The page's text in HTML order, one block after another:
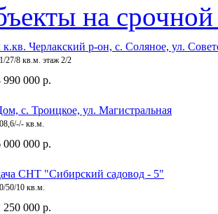
на
к.кв. Черлакский р-он, с. Соляное, ул.
27/8 кв.м. этаж 2/2
990 000 р.
с. Троицкое, ул. Магистральная
кв.м.
000 000 р.
СНТ "Сибирский садовод - 5"
50/10 кв.м.
250 000 р.